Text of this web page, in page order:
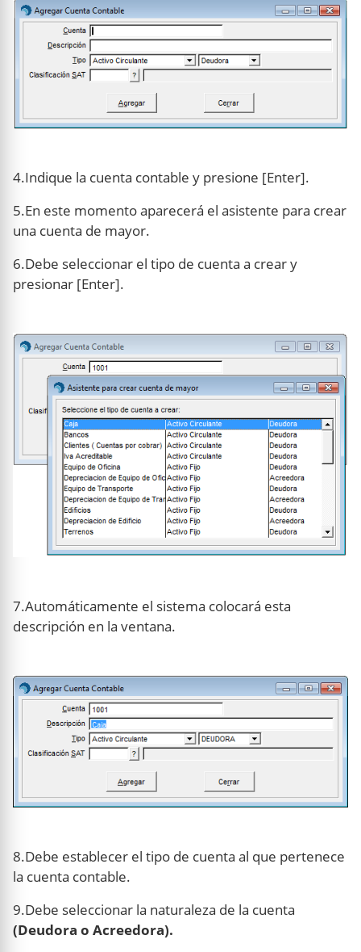
4.Indique la cuenta contable y presione [Enter].
5.En este momento aparecerá el asistente para crear
una cuenta de mayor.
6.Debe seleccionar el tipo de cuenta a crear y
presionar [Enter].
7.Automáticamente el sistema colocará esta
descripción en la ventana.
8.Debe establecer el tipo de cuenta al que pertenece
la cuenta contable.
9.Debe seleccionar la naturaleza de la cuenta
(Deudora o Acreedora).